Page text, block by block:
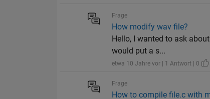
Frage
How modify wav file?
Hello, I wanted to ask
would put a s...
etwa 10 Jahre vor | 1 Antwort | 0
Frage
How to compile file.c with